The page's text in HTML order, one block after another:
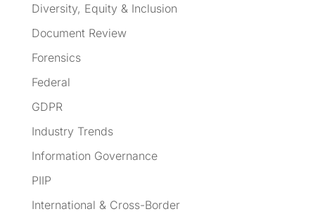
Diversity, Equity & Inclusion
Document Review
Forensics
Federal
GDPR
Industry Trends
Information Governance
PIIP
International & Cross-Border